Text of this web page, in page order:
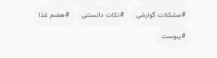
#مشکلات گوارشی
#نکات دانستنی
#هضم غذا
#یبوست